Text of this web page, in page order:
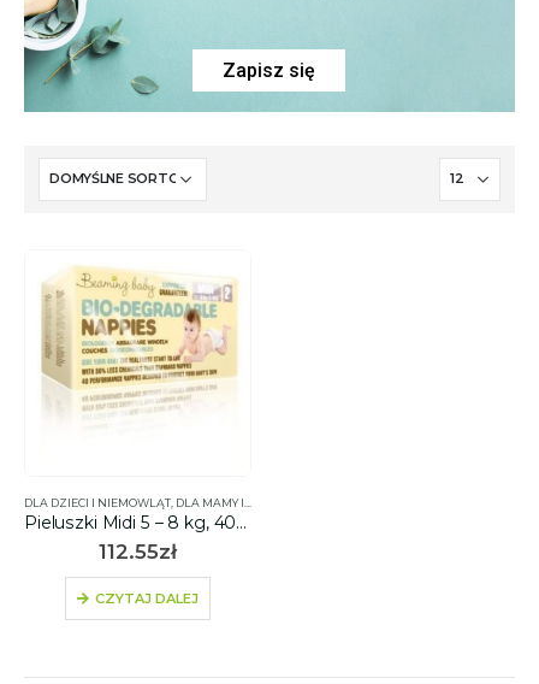
Zapisz się
DLA DZIECI I NIEMOWLĄT, DLA MAMY I DZIECKA
Pieluszki Midi 5 – 8 kg, 40 szt. – BEAMING BABY
112.55zł
CZYTAJ DALEJ